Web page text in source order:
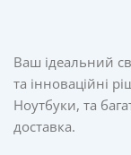
Ваш ідеальний
та інноваційні
Ноутбуки, та
доставка.